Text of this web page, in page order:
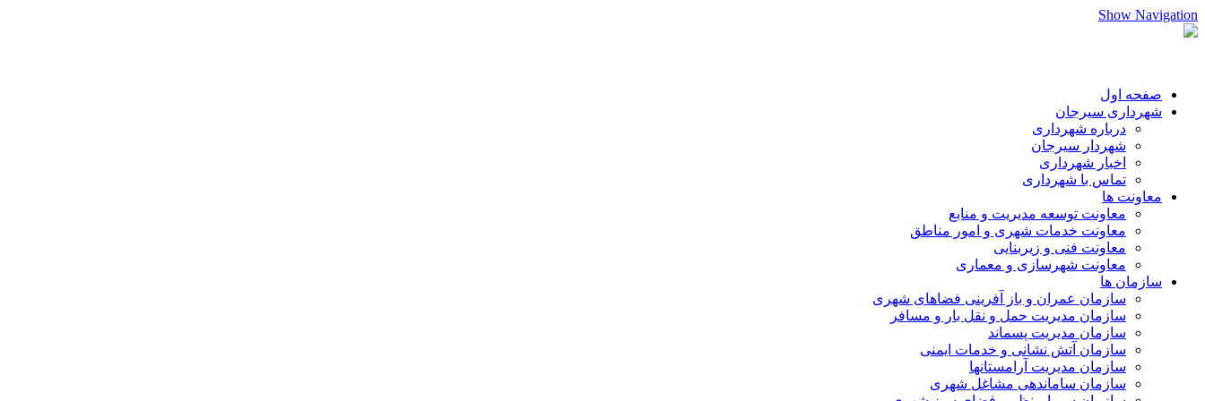
Show Navigation
صفحه اول
شهرداری سیرجان
درباره شهرداری
شهردار سیرجان
اخبار شهرداری
تماس با شهرداری
معاونت ها
معاونت توسعه مدیریت و منابع
معاونت خدمات شهری و امور مناطق
معاونت فنی و زیربنایی
معاونت شهرسازی و معماری
سازمان ها
سازمان عمران و باز آفرینی فضاهای شهری
سازمان مدیریت حمل و نقل بار و مسافر
سازمان مدیریت پسماند
سازمان آتش نشانی و خدمات ایمنی
سازمان مدیریت آرامستانها
سازمان ساماندهی مشاغل شهری